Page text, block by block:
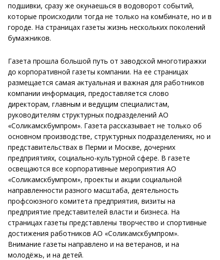
подшивки, сразу же окунаешься в водоворот событий,
которые происходили тогда не только на комбинате, но и в
городе. На страницах газеты жизнь нескольких поколений
бумажников.
Газета прошла большой путь от заводской многотиражки
до корпоративной газеты компании. На ее страницах
размещается самая актуальная и важная для работников
компании информация, предоставляется слово
директорам, главным и ведущим специалистам,
руководителям структурных подразделений АО
«Соликамскбумпром». Газета рассказывает не только об
основном производстве, структурных подразделениях, но и
представительствах в Перми и Москве, дочерних
предприятиях, социально-культурной сфере. В газете
освещаются все корпоративные мероприятия АО
«Соликамскбумпром», проекты и акции социальной
направленности разного масштаба, деятельность
профсоюзного комитета предприятия, визиты на
предприятие представителей власти и бизнеса. На
страницах газеты представлены творчество и спортивные
достижения работников АО «Соликамскбумпром».
Внимание газеты направлено и на ветеранов, и на
молодёжь, и на детей.